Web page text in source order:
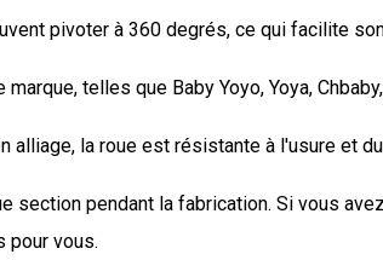
pivoter à 360 degrés, ce qui facilite
telles que Baby Yoyo, Yoya,
alliage, la roue est résistante à l'usure et
section pendant la fabrication. Si vous
pour vous.